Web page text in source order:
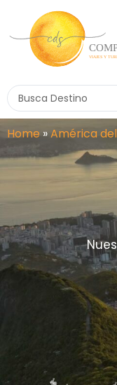
al
contenido
Search
...
Home»América